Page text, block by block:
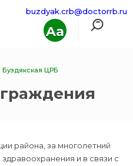
Aa
buzdyak.crb@doctorrb.ru
Буздякская ЦРБ
района, за многолетний
и в связи с